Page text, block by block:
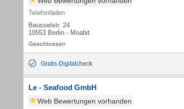
Telefonläden
Beusselstr. 24
10553 Berlin - Moabit
Gratis-Digitalcheck
Le - Seafood GmbH
Web Bewertungen vorhanden